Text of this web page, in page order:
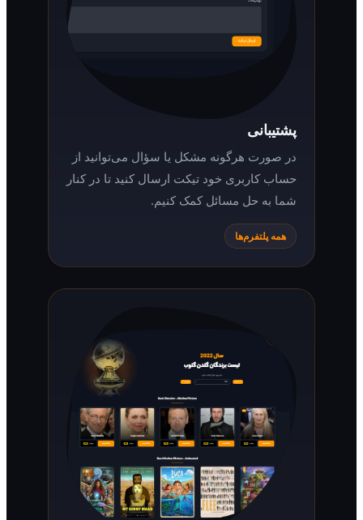
در صورت هرگونه مشکل یا سؤال می‌توانید از
حساب کاربری خود تیکت ارسال کنید تا در کنار
شما به حل مسائل کمک کنیم.
همه پلتفرم‌ها